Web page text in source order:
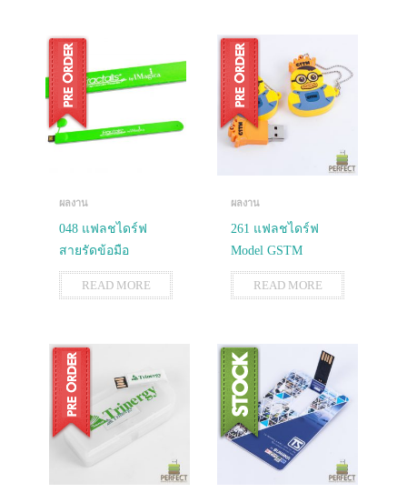
ผลงาน
048 แฟลชไดร์ฟ
สายรัดข้อมือ
READ MORE
ผลงาน
261 แฟลชไดร์ฟ
Model GSTM
READ MORE